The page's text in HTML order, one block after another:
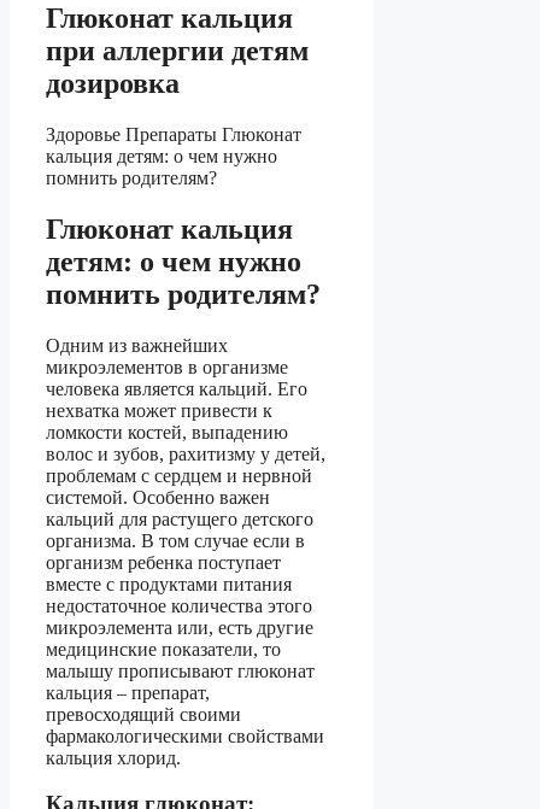
Глюконат кальция
при аллергии детям
дозировка
Здоровье Препараты Глюконат
кальция детям: о чем нужно
помнить родителям?
Глюконат кальция
детям: о чем нужно
помнить родителям?
Одним из важнейших
микроэлементов в организме
человека является кальций. Его
нехватка может привести к
ломкости костей, выпадению
волос и зубов, рахитизму у детей,
проблемам с сердцем и нервной
системой. Особенно важен
кальций для растущего детского
организма. В том случае если в
организм ребенка поступает
вместе с продуктами питания
недостаточное количества этого
микроэлемента или, есть другие
медицинские показатели, то
малышу прописывают глюконат
кальция – препарат,
превосходящий своими
фармакологическими свойствами
кальция хлорид.
Кальция глюконат: